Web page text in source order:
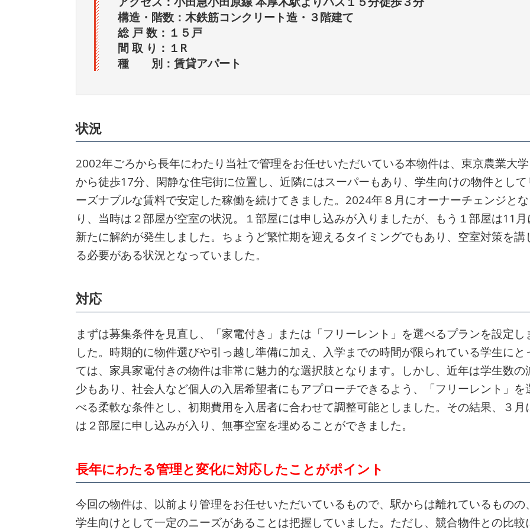
構造・階数：木鉄筋コンクリート造・３階建て
総 戸 数：１５戸
間 取 り：１R
種 別：賃貸アパート
状況
2002年ごろから長年にわたり当社で管理をお任せいただいている本物件は、東京農業大学
から徒歩17分、閑静な住宅街に位置し、近隣にはスーパーもあり、学生向けの物件として
ーズナブルな賃料で安定した稼働を続けてきました。2024年８月にオーナーチェンジとな
り、当時は２部屋が空室の状況。１部屋には申し込みが入りましたが、もう１部屋は11月
新たに解約が発生しました。ちょうど繁忙期を迎えるタイミングでもあり、空室対策を講
る必要がある状況となっていました。
対応
まずは募集条件を見直し、「家電付き」または「フリーレント」を選べるプランを設定し
した。時期的に物件選びや引っ越し準備に加え、入学までの時間が限られている学生にと
ては、家具家電付きの物件は非常に魅力的な選択肢となります。しかし、近年は学生数の
少もあり、社会人など個人の入居希望者にもアプローチできるよう、「フリーレント」を
べる柔軟な条件とし、初期費用を入居者に合わせて調整可能としました。その結果、３月
は２部屋に申し込みが入り、無事空室を埋めることができました。
長年にわたる管理と変化に対応したことがポイント
今回の物件は、以前より管理をお任せいただいているもので、駅からは離れているものの、
学生向けとして一定のニーズがあることは把握していました。ただし、競合物件との比較